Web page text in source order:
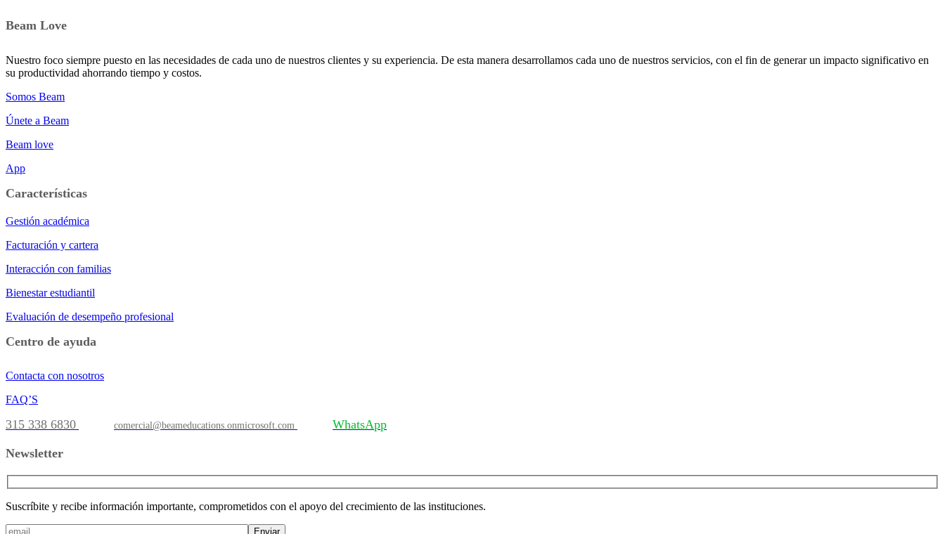
Beam Love
Nuestro foco siempre puesto en las necesidades de cada uno de nuestros clientes y su experiencia. De esta manera desarrollamos cada uno de nuestros servicios, con el fin de generar un impacto significativo en
su productividad ahorrando tiempo y costos.
Somos Beam
Únete a Beam
Beam love
App
Características
Gestión académica
Facturación y cartera
Interacción con familias
Bienestar estudiantil
Evaluación de desempeño profesional
Centro de ayuda
Contacta con nosotros
FAQ’S
315 338 6830 comercial@beameducations.onmicrosoft.com WhatsApp
Newsletter
Suscríbite y recibe información importante, comprometidos con el apoyo del crecimiento de las instituciones.
Enviar